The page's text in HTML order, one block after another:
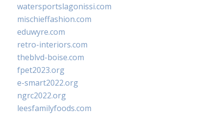
watersportslagonissi.com
mischieffashion.com
eduwyre.com
retro-interiors.com
theblvd-boise.com
fpet2023.org
e-smart2022.org
ngrc2022.org
leesfamilyfoods.com